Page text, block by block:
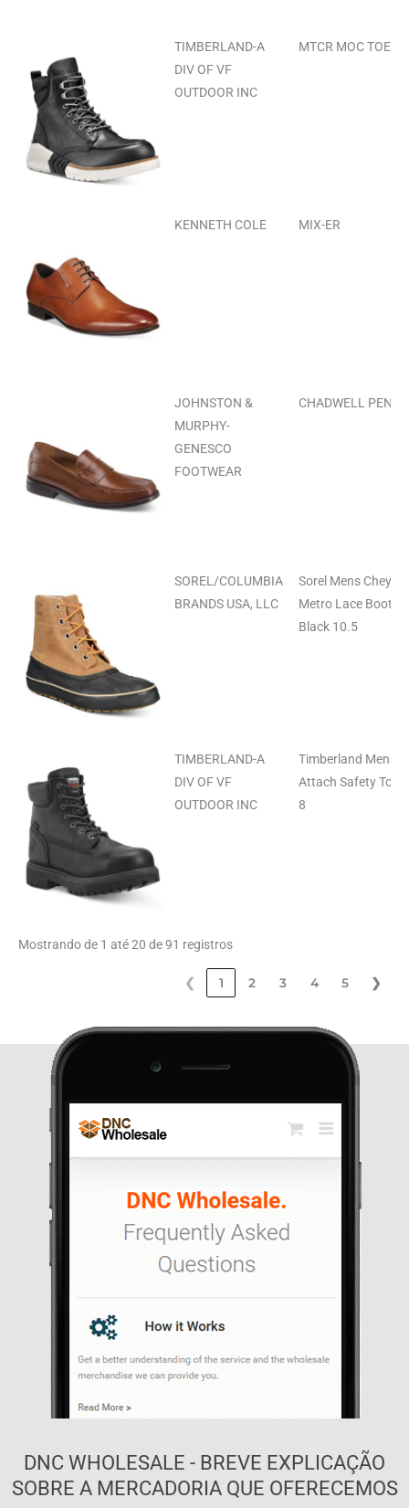
TIMBERLAND-A
DIV OF VF
OUTDOOR INC
MTCR MOC TOE
KENNETH COLE MIX-ER
JOHNSTON &
MURPHY-
GENESCO
FOOTWEAR
CHADWELL PENNY
SOREL/COLUMBIA
BRANDS USA, LLC
Sorel Mens
Metro Lace Boot
Black 10.5
TIMBERLAND-A
DIV OF VF
OUTDOOR INC
Timberland Mens
Attach Safety Toe
8
Mostrando de 1 até 20 de 91 registros
❮ 1 2 3 4 5 ❯
DNC WHOLESALE - BREVE EXPLICAÇÃO
SOBRE A MERCADORIA QUE OFERECEMOS